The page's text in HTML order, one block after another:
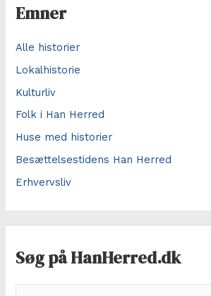
Emner
Alle historier
Lokalhistorie
Kulturliv
Folk i Han Herred
Huse med historier
Besættelsestidens Han Herred
Erhvervsliv
Søg på HanHerred.dk